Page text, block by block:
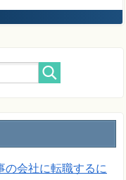
の会社に転職するに